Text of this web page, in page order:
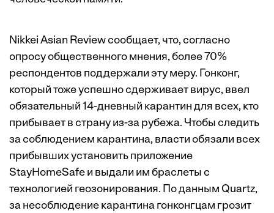
Nikkei Asian Review сообщает, что, согласно
опросу общественного мнения, более 70%
респондентов поддержали эту меру. Гонконг,
который тоже успешно сдерживает вирус, ввел
обязательный 14-дневный карантин для всех, кто
прибывает в страну из-за рубежа. Чтобы следить
за соблюдением карантина, власти обязали всех
прибывших установить приложение
StayHomeSafe и выдали им браслеты с
технологией геозонирования. По данным Quartz,
за несоблюдение карантина гонконгцам грозит